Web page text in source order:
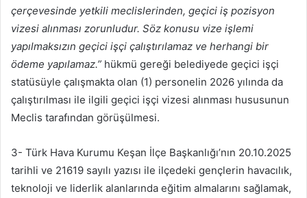
çerçevesinde yetkili meclislerinden, geçici iş pozisyon
vizesi alınması zorunludur. Söz konusu vize işlemi
yapılmaksızın geçici işçi çalıştırılamaz ve herhangi bir
ödeme yapılamaz.” hükmü gereği belediyede geçici işçi
statüsüyle çalışmakta olan (1) personelin 2026 yılında da
çalıştırılması ile ilgili geçici işçi vizesi alınması hususunun
Meclis tarafından görüşülmesi.
3- Türk Hava Kurumu Keşan İlçe Başkanlığı’nın 20.10.2025
tarihli ve 21619 sayılı yazısı ile ilçedeki gençlerin havacılık,
teknoloji ve liderlik alanlarında eğitim almalarını sağlamak,